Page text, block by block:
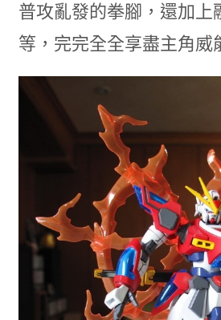
普攻亂發的拳腳，還加上
等，完完全全享盡主角威